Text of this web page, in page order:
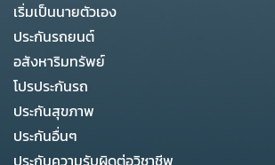
เริ่มเป็นนายตัวเอง
ประกันรถยนต์
อสังหาริมทรัพย์
โปรประกันรถ
ประกันสุขภาพ
ประกันอื่นๆ
ประกันความรับผิดต่อวิชาชีพ